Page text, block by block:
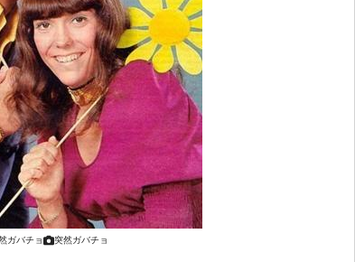
ガバチョ 突然ガバチョ